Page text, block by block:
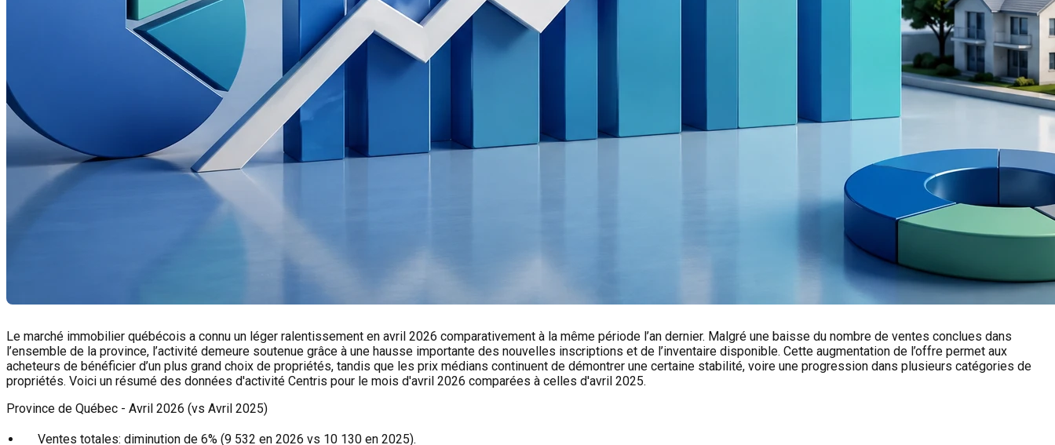
Le marché immobilier québécois a connu un léger ralentissement en avril 2026 comparativement à la même période l’an dernier. Malgré une baisse du nombre de ventes conclues dans
l’ensemble de la province, l’activité demeure soutenue grâce à une hausse importante des nouvelles inscriptions et de l’inventaire disponible. Cette augmentation de l’offre permet aux
acheteurs de bénéficier d’un plus grand choix de propriétés, tandis que les prix médians continuent de démontrer une certaine stabilité, voire une progression dans plusieurs catégories de
propriétés. Voici un résumé des données d'activité Centris pour le mois d'avril 2026 comparées à celles d'avril 2025.
Province de Québec - Avril 2026 (vs Avril 2025)
Ventes totales: diminution de 6% (9 532 en 2026 vs 10 130 en 2025).